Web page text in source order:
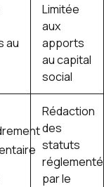
au
Limitée
aux
apports
au capital
social
Rédaction
des
statuts
par le